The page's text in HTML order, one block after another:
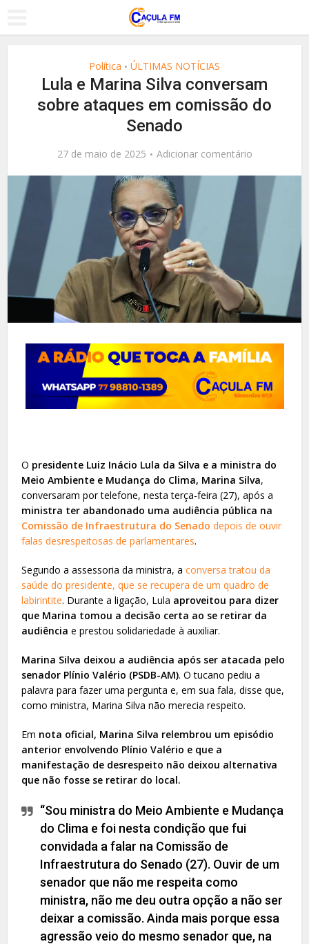
Política • ÚLTIMAS NOTÍCIAS
Lula e Marina Silva conversam
sobre ataques em comissão do
Senado
27 de maio de 2025 Adicionar comentário
O presidente Luiz Inácio Lula da Silva e a ministra do
Meio Ambiente e Mudança do Clima, Marina Silva,
conversaram por telefone, nesta terça-feira (27), após a
ministra ter abandonado uma audiência pública na
Comissão de Infraestrutura do Senado depois de ouvir
falas desrespeitosas de parlamentares.
Segundo a assessoria da ministra, aconversa tratou da
saúde do presidente, que se recupera de um quadro de
labirintite. Durante a ligação, Lula aproveitou para dizer
que Marina tomou a decisão certa ao se retirar da
audiênciae prestou solidariedade à auxiliar.
Marina Silva deixou a audiência após ser atacada pelo
senador Plínio Valério (PSDB-AM). O tucano pediu a
palavra para fazer uma pergunta e, em sua fala, disse que,
como ministra, Marina Silva não merecia respeito.
Em nota oficial, Marina Silva relembrou um episódio
anterior envolvendo Plínio Valério e que a
manifestação de desrespeito não deixou alternativa
que não fosse se retirar do local.
“Sou ministra do Meio Ambiente e Mudança
do Clima e foi nesta condição que fui
convidada a falar na Comissão de
Infraestrutura do Senado (27). Ouvir de um
senador que não me respeita como
ministra, não me deu outra opção a não ser
deixar a comissão. Ainda mais porque essa
agressão veio do mesmo senador que, na